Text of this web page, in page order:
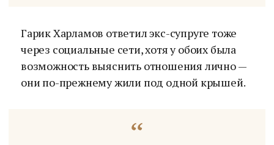
Гарик Харламов ответил экс-супруге тоже
через социальные сети, хотя у обоих была
возможность выяснить отношения лично —
они по-прежнему жили под одной крышей.